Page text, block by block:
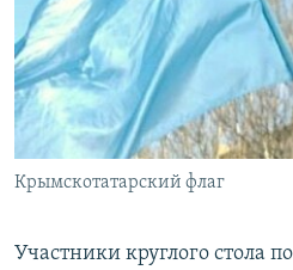
ПОБЕДИТЕЛЕЙ НЕ СУДЯТ?
КРЫМ.НЕПОКОРЕННЫЙ
ELIFBE
УКРАИНСКАЯ ПРОБЛЕМА КРЫМА
ПРИСОЕДИНЯЙТЕСЬ!
Все сайты RFE/RL
Крымскотатарский флаг
Участники круглого стола